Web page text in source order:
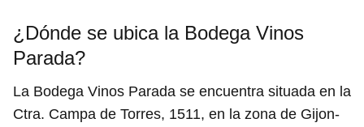
¿Dónde se ubica la Bodega Vinos
Parada?
La Bodega Vinos Parada se encuentra situada en la
Ctra. Campa de Torres, 1511, en la zona de Gijon-